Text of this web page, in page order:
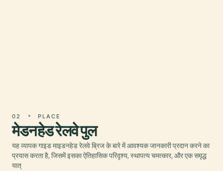
02 PLACE
मेडनहेड रेलवे पुल
यह व्यापक गाइड माइडनहेड रेलवे ब्रिज के बारे में आवश्यक जानकारी प्रदान करने का
प्रयास करता है, जिसमें इसका ऐतिहासिक परिदृश्य, स्थापत्य चमत्कार, और एक समृद्ध
यात्